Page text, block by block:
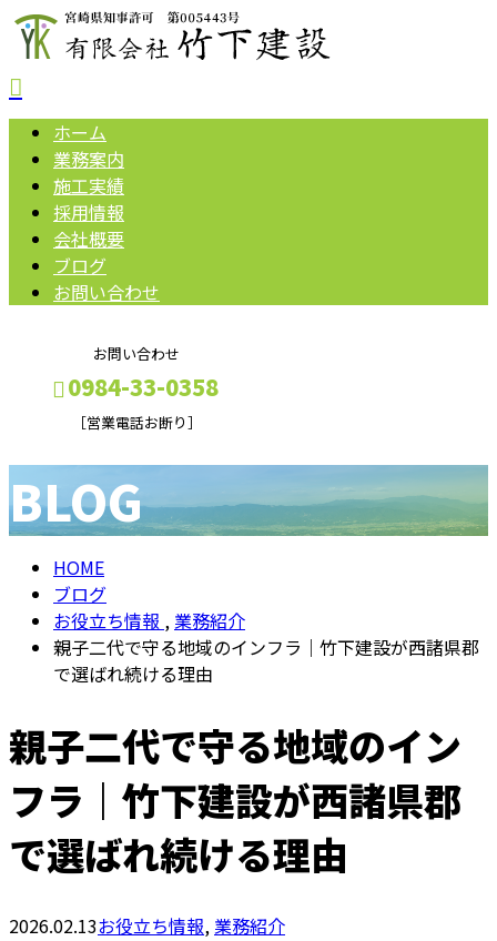
ホーム
業務案内
施工実績
採用情報
会社概要
ブログ
お問い合わせ
お問い合わせ
0984-33-0358
［営業電話お断り］
メールフォーム
BLOG
HOME
ブログ
お役立ち情報 ,業務紹介
親子二代で守る地域のインフラ｜竹下建設が西諸県郡
で選ばれ続ける理由
親子二代で守る地域のイン
フラ｜竹下建設が西諸県郡
で選ばれ続ける理由
2026.02.13お役立ち情報,業務紹介